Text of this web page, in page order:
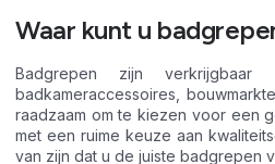
Waar kunt u
Badgrepen zijn verkrijgbaar
badkameraccessoires,
raadzaam om te kiezen voor een
met een ruime keuze aan
van zijn dat u de juiste badgrepen